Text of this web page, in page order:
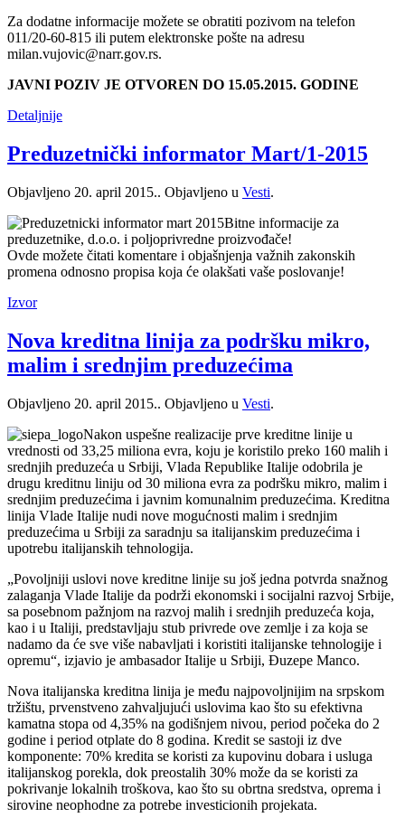
Za dodatne informacije možete se obratiti pozivom na telefon
011/20-60-815 ili putem elektronske pošte na adresu
milan.vujovic@narr.gov.rs.
JAVNI POZIV JE OTVOREN DO 15.05.2015. GODINE
Detaljnije
Preduzetnički informator Mart/1-2015
Objavljeno 20. april 2015.. Objavljeno u Vesti.
Bitne informacije za
preduzetnike, d.o.o. i poljoprivredne proizvođače!
Ovde možete čitati komentare i objašnjenja važnih zakonskih
promena odnosno propisa koja će olakšati vaše poslovanje!
Izvor
Nova kreditna linija za podršku mikro,
malim i srednjim preduzećima
Objavljeno 20. april 2015.. Objavljeno u Vesti.
Nakon uspešne realizacije prve kreditne linije u
vrednosti od 33,25 miliona evra, koju je koristilo preko 160 malih i
srednjih preduzeća u Srbiji, Vlada Republike Italije odobrila je
drugu kreditnu liniju od 30 miliona evra za podršku mikro, malim i
srednjim preduzećima i javnim komunalnim preduzećima. Kreditna
linija Vlade Italije nudi nove mogućnosti malim i srednjim
preduzećima u Srbiji za saradnju sa italijanskim preduzećima i
upotrebu italijanskih tehnologija.
„Povoljniji uslovi nove kreditne linije su još jedna potvrda snažnog
zalaganja Vlade Italije da podrži ekonomski i socijalni razvoj Srbije,
sa posebnom pažnjom na razvoj malih i srednjih preduzeća koja,
kao i u Italiji, predstavljaju stub privrede ove zemlje i za koja se
nadamo da će sve više nabavljati i koristiti italijanske tehnologije i
opremu“, izjavio je ambasador Italije u Srbiji, Đuzepe Manco.
Nova italijanska kreditna linija je među najpovoljnijim na srpskom
tržištu, prvenstveno zahvaljujući uslovima kao što su efektivna
kamatna stopa od 4,35% na godišnjem nivou, period počeka do 2
godine i period otplate do 8 godina. Kredit se sastoji iz dve
komponente: 70% kredita se koristi za kupovinu dobara i usluga
italijanskog porekla, dok preostalih 30% može da se koristi za
pokrivanje lokalnih troškova, kao što su obrtna sredstva, oprema i
sirovine neophodne za potrebe investicionih projekata.